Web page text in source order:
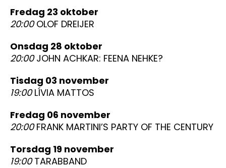
fredag 23 oktober
20:00OLOF DREIJER
onsdag 28 oktober
20:00JOHN ACHKAR: FEENA NEHKE?
tisdag 03 november
19:00LÍVIA MATTOS
fredag 06 november
20:00FRANK MARTINI’S PARTY OF THE CENTURY
torsdag 19 november
19:00TARABBAND